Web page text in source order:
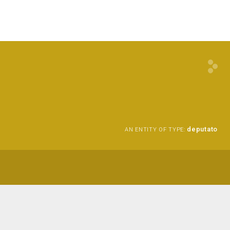
AN ENTITY OF TYPE: deputato